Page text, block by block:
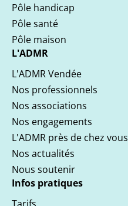
Pôle handicap
Pôle santé
Pôle maison
L'ADMR
L'ADMR Vendée
Nos professionnels
Nos associations
Nos engagements
L'ADMR près de chez vous
Nos actualités
Nous soutenir
Infos pratiques